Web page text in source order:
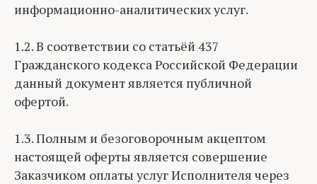
информационно-аналитических услуг.
1.2. В соответствии со статьёй 437
Гражданского кодекса Российской Федерации
данный документ является публичной
офертой.
1.3. Полным и безоговорочным акцептом
настоящей оферты является совершение
Заказчиком оплаты услуг Исполнителя через